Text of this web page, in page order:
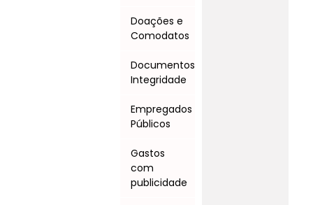
Doações e
Comodatos
Documentos
Integridade
Empregados
Públicos
Gastos
com
publicidade